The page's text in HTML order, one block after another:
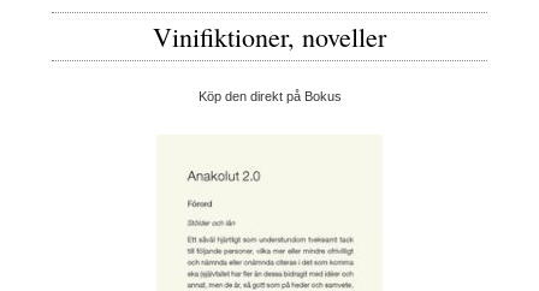
Vinifiktioner, noveller
Köp den direkt på Bokus